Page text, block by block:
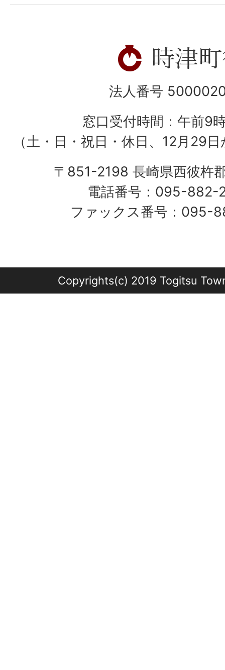
法人番号
窓口受付時間：午前9
（土・日・祝日・休日、12月29
〒851-2198 長崎県西彼杵
電話番号：095-
ファックス番号：095-
Copyrights(c) 2019 Togitsu